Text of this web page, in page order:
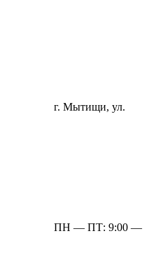
г. Мытищи, ул.
ПН — ПТ: 9:00 —